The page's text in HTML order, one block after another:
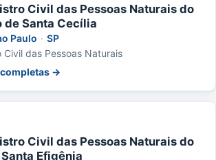
Civil das Pessoas Naturais do
de Santa Cecília
Paulo · SP
Civil das Pessoas Naturais
→
Civil das Pessoas Naturais do
Efigênia